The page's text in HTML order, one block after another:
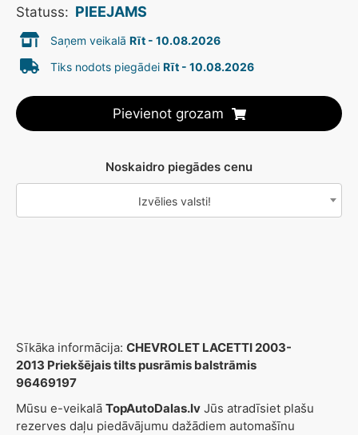
Statuss: PIEEJAMS
Saņem veikalā Rīt - 10.08.2026
Tiks nodots piegādei Rīt - 10.08.2026
Pievienot grozam
Noskaidro piegādes cenu
Izvēlies valsti!
Sīkāka informācija: CHEVROLET LACETTI 2003-
2013 Priekšējais tilts pusrāmis balstrāmis
96469197
Mūsu e-veikalā TopAutoDalas.lv Jūs atradīsiet plašu
rezerves daļu piedāvājumu dažādiem automašīnu